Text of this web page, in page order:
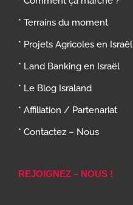
* Terrains du moment
* Projets Agricoles en Israël
* Land Banking en Israël
* Le Blog Israland
* Affiliation / Partenariat
* Contactez – Nous
REJOIGNEZ – NOUS !